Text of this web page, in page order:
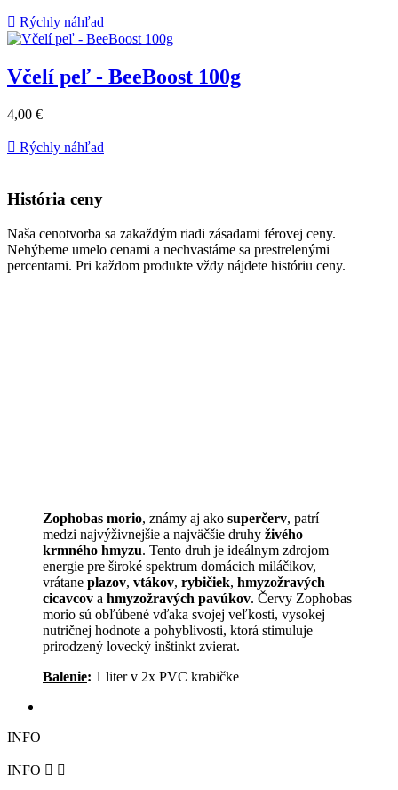
kus
 Rýchly náhľad
Včelí peľ - BeeBoost 100g
Cena
kus
4,00 €
 Rýchly náhľad
História ceny
Naša cenotvorba sa zakaždým riadi zásadami férovej ceny.
Nehýbeme umelo cenami a nechvastáme sa prestrelenými
percentami. Pri každom produkte vždy nájdete históriu ceny.
Zophobas morio, známy aj ako superčerv, patrí
medzi najvýživnejšie a najväčšie druhy živého
krmného hmyzu. Tento druh je ideálnym zdrojom
energie pre široké spektrum domácich miláčikov,
vrátane plazov, vtákov, rybičiek, hmyzožravých
cicavcov a hmyzožravých pavúkov. Červy Zophobas
morio sú obľúbené vďaka svojej veľkosti, vysokej
nutričnej hodnote a pohyblivosti, ktorá stimuluje
prirodzený lovecký inštinkt zvierat.
Balenie: 1 liter v 2x PVC krabičke
INFO
INFO  